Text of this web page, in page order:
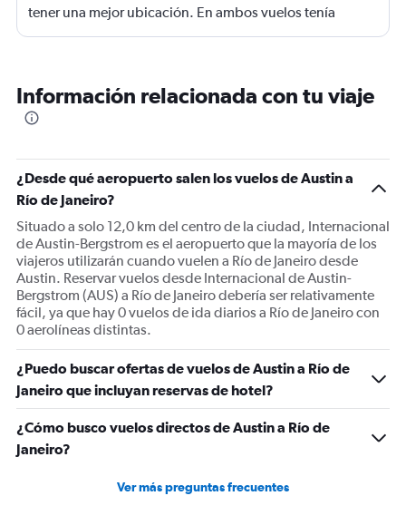
tener una mejor ubicación. En ambos vuelos tenía
originalmente asientos en la fila 32, grupo 4 de
para el vuelo de Río a Asunción, no pude conseguir más
adelante de la fila 11, pero igualmente pagando el
eso me obligaron a despachar innecesariamente mi carry
on. Justamente viajo con Carry on para no despachar por
2 razones, Una es por poder salir rápidamente del
aeropuerto y no tener que quedarme a esperar el
equipaje, ya otra es por el maltrato que sufre el equipaje
por parte del personal de aeropuerto. Tanto a la ida
como a la vuelta, los compartimientos de arriba del
avión estaban prácticamente vacios, o sea que la
medida de despachar los equipaje es un capricho de la
aerolínea. Sumado a que yo pague un adicional, e igual
me mantuvieron en el grupo 4.. Independientemente a
eso, amablemente de indique a la persona que atendía
en el embarque, qué yo deseaba llevar conmigo el
equipaje debido a que tenía cosas de valor en el, en
on, no iba a abordar el vuelo, y que si quería, podía abrir
Información relacionada con tu viaje
¿Desde qué aeropuerto salen los vuelos de Austin a
Río de Janeiro?
Situado a solo 12,0 km del centro de la ciudad, Internacional
de Austin-Bergstrom es el aeropuerto que la mayoría de los
viajeros utilizarán cuando vuelen a Río de Janeiro desde
Austin. Reservar vuelos desde Internacional de Austin-
Bergstrom (AUS) a Río de Janeiro debería ser relativamente
fácil, ya que hay 0 vuelos de ida diarios a Río de Janeiro con
0 aerolíneas distintas.
¿Puedo buscar ofertas de vuelos de Austin a Río de
Janeiro que incluyan reservas de hotel?
¿Cómo busco vuelos directos de Austin a Río de
Janeiro?
Ver más preguntas frecuentes